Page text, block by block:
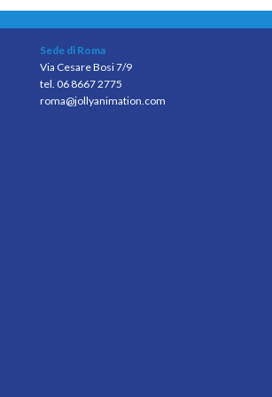
Sede di Roma
Via Cesare Bosi 7/9
tel. 06 8667 2775
roma@jollyanimation.com